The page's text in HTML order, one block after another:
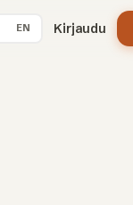
EN Kirjaudu